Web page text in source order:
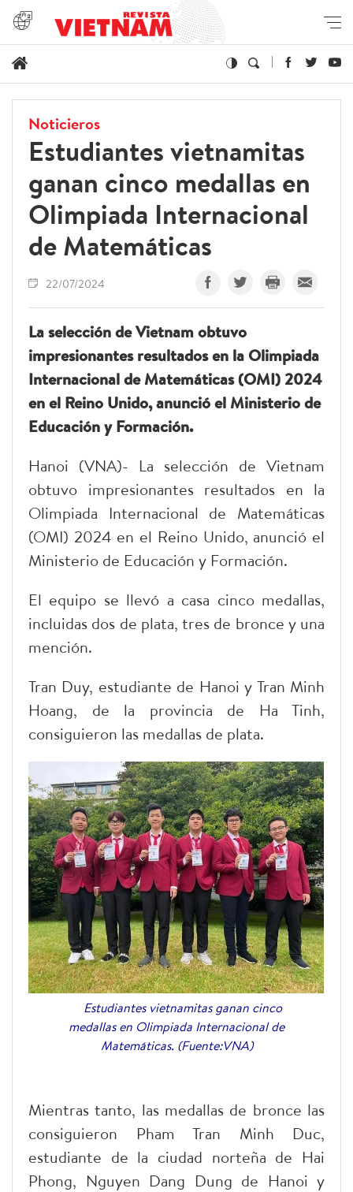
Noticieros
Estudiantes vietnamitas
ganan cinco medallas en
Olimpiada Internacional
de Matemáticas
22/07/2024
La selección de Vietnam obtuvo
impresionantes resultados en la Olimpiada
Internacional de Matemáticas (OMI) 2024
en el Reino Unido, anunció el Ministerio de
Educación y Formación.
Hanoi (VNA)- La selección de Vietnam
obtuvo impresionantes resultados en la
Olimpiada Internacional de Matemáticas
(OMI) 2024 en el Reino Unido, anunció el
Ministerio de Educación y Formación.
El equipo se llevó a casa cinco medallas,
incluidas dos de plata, tres de bronce y una
mención.
Tran Duy, estudiante de Hanoi y Tran Minh
Hoang, de la provincia de Ha Tinh,
consiguieron las medallas de plata.
Estudiantes vietnamitas ganan cinco
medallas en Olimpiada Internacional de
Matemáticas. (Fuente:VNA)
Mientras tanto, las medallas de bronce las
consiguieron Pham Tran Minh Duc,
estudiante de la ciudad norteña de Hai
Phong, Nguyen Dang Dung de Hanoi y